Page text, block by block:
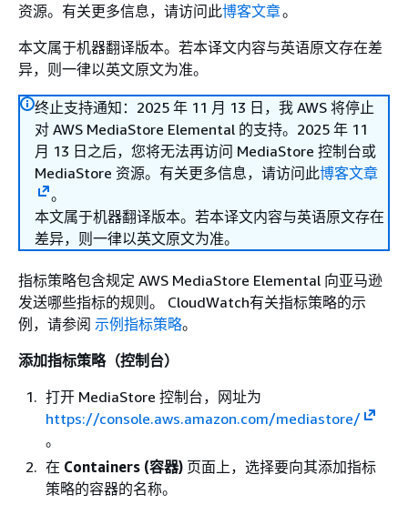
资源。有关更多信息，请访问此博客文章。
本文属于机器翻译版本。若本译文内容与英语原文存在差
异，则一律以英文原文为准。
终止支持通知：2025 年 11 月 13 日，我 AWS 将停止
对 AWS MediaStore Elemental 的支持。2025 年 11
月 13 日之后，您将无法再访问 MediaStore 控制台或
MediaStore 资源。有关更多信息，请访问此博客文章
。
本文属于机器翻译版本。若本译文内容与英语原文存在
差异，则一律以英文原文为准。
指标策略包含规定 AWS MediaStore Elemental 向亚马逊
发送哪些指标的规则。 CloudWatch有关指标策略的示
例，请参阅 示例指标策略。
添加指标策略（控制台）
打开 MediaStore 控制台，网址为
https://console.aws.amazon.com/mediastore/
。
在 Containers (容器) 页面上，选择要向其添加指标
策略的容器的名称。